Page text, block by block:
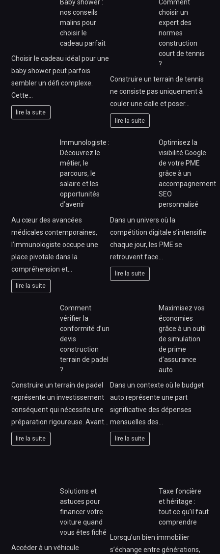
Baby shower :
nos conseils
malins pour
choisir le
cadeau parfait
Choisir le cadeau idéal pour une
baby shower peut parfois
sembler un défi complexe.
Cette…
lire la suite
Comment
choisir un
expert des
normes
construction
court de tennis
?
Construire un terrain de tennis
ne consiste pas uniquement à
couler une dalle et poser…
lire la suite
Immunologiste :
Découvrez le
métier, le
parcours, le
salaire et les
opportunités
d’avenir
Au cœur des avancées
médicales contemporaines,
l’immunologiste occupe une
place pivotale dans la
compréhension et…
lire la suite
Optimisez la
visibilité Google
de votre PME
grâce à un
accompagnement
SEO
personnalisé
Dans un univers où la
compétition digitale s’intensifie
chaque jour, les PME se
retrouvent face…
lire la suite
Comment
vérifier la
conformité d’un
devis
construction
terrain de padel
?
Construire un terrain de padel
représente un investissement
conséquent qui nécessite une
préparation rigoureuse. Avant…
lire la suite
Maximisez vos
économies
grâce à un outil
de simulation
de prime
d’assurance
auto
Dans un contexte où le budget
auto représente une part
significative des dépenses
mensuelles des…
lire la suite
Solutions et
astuces pour
financer votre
voiture quand
vous êtes fiché
Accéder à un véhicule
Taxe foncière
et héritage :
tout ce qu’il faut
comprendre
Lorsqu’un bien immobilier
s’échange entre générations,